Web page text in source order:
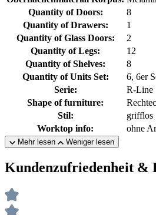
Quantity of Doors:
8
Quantity of Drawers:
1
Quantity of Glass Doors:
2
Quantity of Legs:
12
Quantity of Shelves:
8
Quantity of Units Set:
6, 6er
Serie:
R-Line
Shape of furniture:
Stil:
grifflos
Worktop info:
ohne
Mehr lesen Weniger lesen
Kundenzufriedenheit &